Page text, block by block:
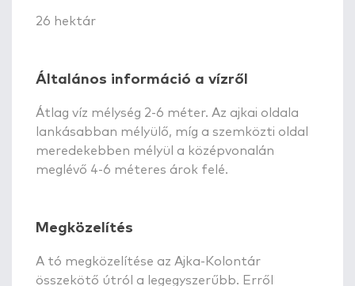
26 hektár
Általános információ a vízről
Átlag víz mélység 2-6 méter. Az ajkai oldala
lankásabban mélyülő, míg a szemközti oldal
meredekebben mélyül a középvonalán
meglévő 4-6 méteres árok felé.
Megközelítés
A tó megközelítése az Ajka-Kolontár
összekötő útról a legegyszerűbb. Erről